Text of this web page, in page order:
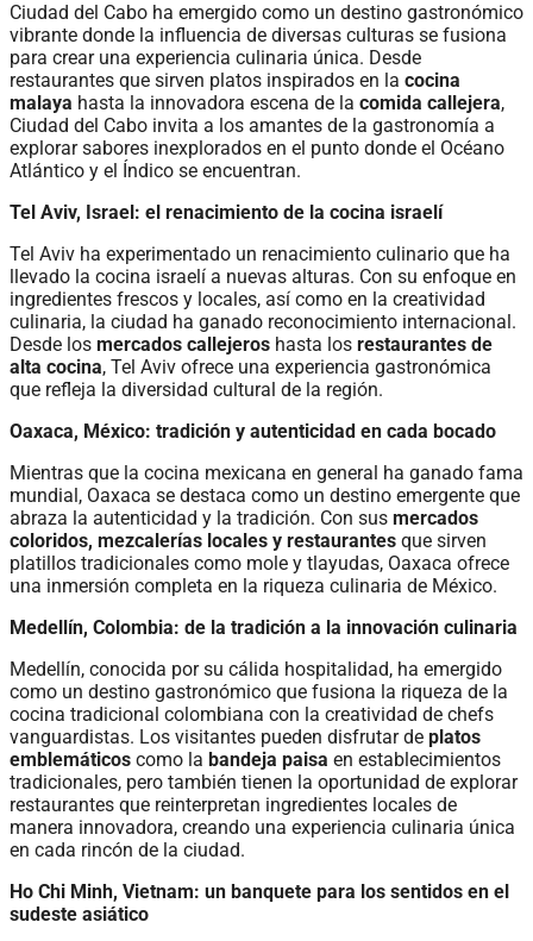
Ciudad del Cabo ha emergido como un destino gastronómico
vibrante donde la influencia de diversas culturas se fusiona
para crear una experiencia culinaria única. Desde
restaurantes que sirven platos inspirados en la cocina
malaya hasta la innovadora escena de la comida callejera,
Ciudad del Cabo invita a los amantes de la gastronomía a
explorar sabores inexplorados en el punto donde el Océano
Atlántico y el Índico se encuentran.
Tel Aviv, Israel: el renacimiento de la cocina israelí
Tel Aviv ha experimentado un renacimiento culinario que ha
llevado la cocina israelí a nuevas alturas. Con su enfoque en
ingredientes frescos y locales, así como en la creatividad
culinaria, la ciudad ha ganado reconocimiento internacional.
Desde los mercados callejeros hasta los restaurantes de
alta cocina, Tel Aviv ofrece una experiencia gastronómica
que refleja la diversidad cultural de la región.
Oaxaca, México: tradición y autenticidad en cada bocado
Mientras que la cocina mexicana en general ha ganado fama
mundial, Oaxaca se destaca como un destino emergente que
abraza la autenticidad y la tradición. Con sus mercados
coloridos, mezcalerías locales y restaurantes que sirven
platillos tradicionales como mole y tlayudas, Oaxaca ofrece
una inmersión completa en la riqueza culinaria de México.
Medellín, Colombia: de la tradición a la innovación culinaria
Medellín, conocida por su cálida hospitalidad, ha emergido
como un destino gastronómico que fusiona la riqueza de la
cocina tradicional colombiana con la creatividad de chefs
vanguardistas. Los visitantes pueden disfrutar de platos
emblemáticos como la bandeja paisa en establecimientos
tradicionales, pero también tienen la oportunidad de explorar
restaurantes que reinterpretan ingredientes locales de
manera innovadora, creando una experiencia culinaria única
en cada rincón de la ciudad.
Ho Chi Minh, Vietnam: un banquete para los sentidos en el
sudeste asiático